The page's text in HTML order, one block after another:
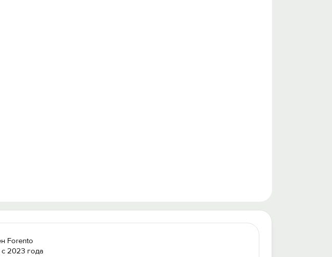
Forento
2023 года